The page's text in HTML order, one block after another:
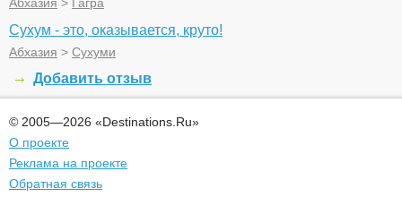
Сухум - это, оказывается, круто!
Абхазия > Сухуми
Добавить отзыв
© 2005—2026 «Destinations.Ru»
О проекте
Реклама на проекте
Обратная связь